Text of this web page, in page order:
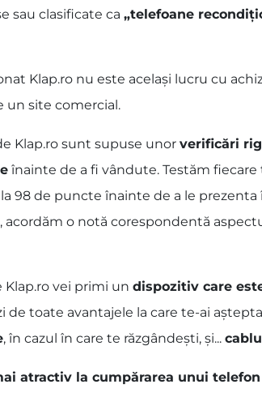
sau clasificate ca „telefoane
Klap.ro nu este același lucru cu
un site comercial.
Klap.ro sunt supuse unor verificări
înainte de a fi vândute. Testăm fiecare
98 de puncte înainte de a le
o notă corespondentă
vei primi un dispozitiv care
de toate avantajele la care te-ai
, în cazul în care te răzgândești, și...
atractiv la cumpărarea unui